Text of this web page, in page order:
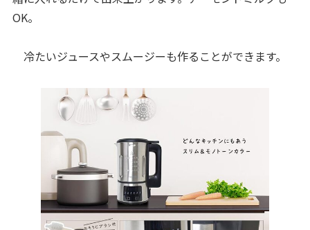
OK。
冷たいジュースやスムージーも作ることができます。